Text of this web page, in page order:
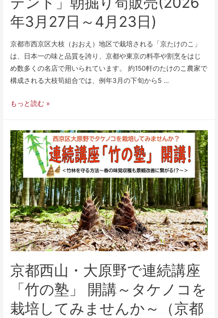
年3月27日～4月23日)
京都市西京区大枝（おおえ）地区で栽培される「京たけのこ」
は、日本一の味と品質を誇り、京都や東京の料亭や割烹をはじ
め数多くの名店で用いられています。 約150軒のたけのこ農家で
構成される大枝筍組合では、例年3月の下旬から5 …
もっと読む »
京都西山・大原野で連続講座
「竹の塾」 開講～タケノコを
栽培してみませんか～（京都